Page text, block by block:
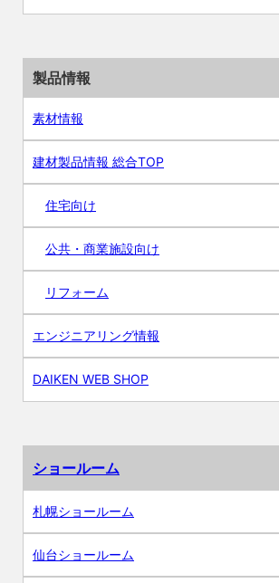
製品情報
素材情報
建材製品情報 総合TOP
住宅向け
公共・商業施設向け
リフォーム
エンジニアリング情報
DAIKEN WEB SHOP
ショールーム
札幌ショールーム
仙台ショールーム